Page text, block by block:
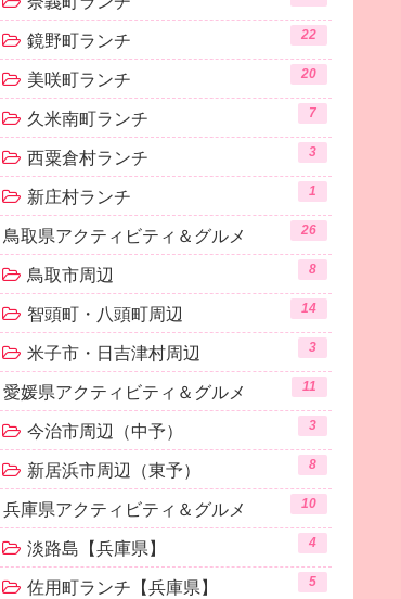
鏡野町ランチ 22
美咲町ランチ 20
久米南町ランチ 7
西粟倉村ランチ 3
新庄村ランチ 1
鳥取県アクティビティ＆グルメ 26
鳥取市周辺 8
智頭町・八頭町周辺 14
米子市・日吉津村周辺 3
愛媛県アクティビティ＆グルメ 11
今治市周辺（中予） 3
新居浜市周辺（東予） 8
兵庫県アクティビティ＆グルメ 10
淡路島【兵庫県】 4
佐用町ランチ【兵庫県】 5